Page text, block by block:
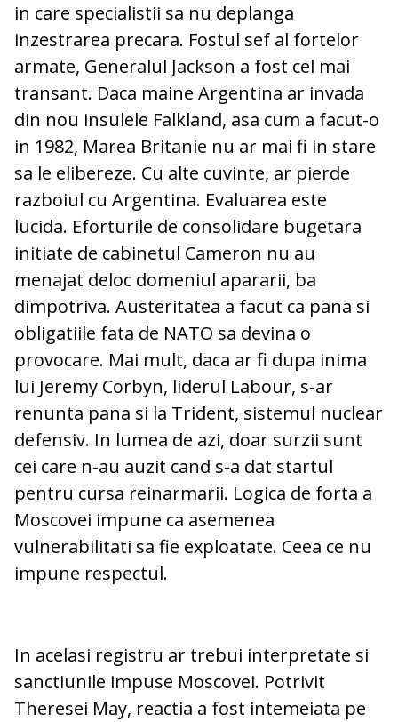
in care specialistii sa nu deplanga
inzestrarea precara. Fostul sef al fortelor
armate, Generalul Jackson a fost cel mai
transant. Daca maine Argentina ar invada
din nou insulele Falkland, asa cum a facut-o
in 1982, Marea Britanie nu ar mai fi in stare
sa le elibereze. Cu alte cuvinte, ar pierde
razboiul cu Argentina. Evaluarea este
lucida. Eforturile de consolidare bugetara
initiate de cabinetul Cameron nu au
menajat deloc domeniul apararii, ba
dimpotriva. Austeritatea a facut ca pana si
obligatiile fata de NATO sa devina o
provocare. Mai mult, daca ar fi dupa inima
lui Jeremy Corbyn, liderul Labour, s-ar
renunta pana si la Trident, sistemul nuclear
defensiv. In lumea de azi, doar surzii sunt
cei care n-au auzit cand s-a dat startul
pentru cursa reinarmarii. Logica de forta a
Moscovei impune ca asemenea
vulnerabilitati sa fie exploatate. Ceea ce nu
impune respectul.
In acelasi registru ar trebui interpretate si
sanctiunile impuse Moscovei. Potrivit
Theresei May, reactia a fost intemeiata pe